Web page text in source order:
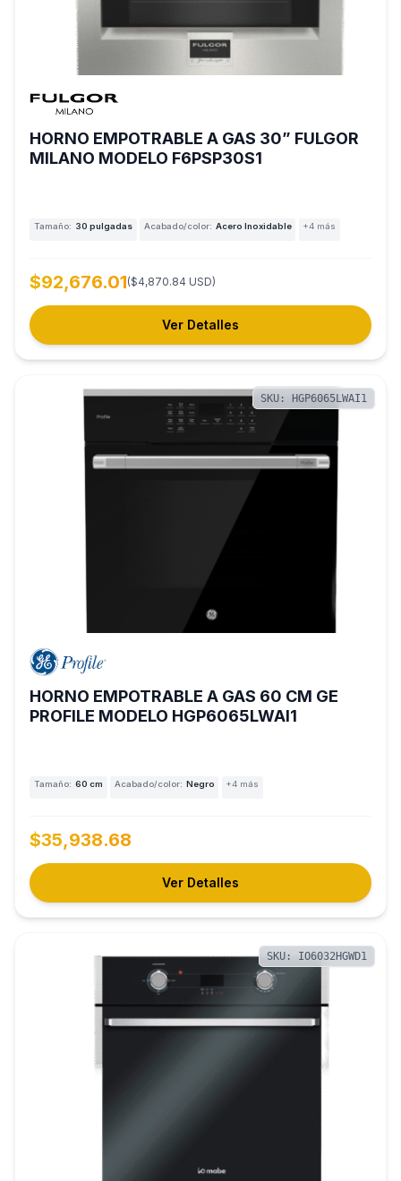
HORNO EMPOTRABLE A GAS 30” FULGOR
MILANO MODELO F6PSP30S1
Tamaño: 30 pulgadas Acabado/color: Acero Inoxidable +4 más
$92,676.01($4,870.84 USD)
Ver Detalles
SKU: HGP6065LWAI1
HORNO EMPOTRABLE A GAS 60 CM GE
PROFILE MODELO HGP6065LWAI1
Tamaño: 60 cm Acabado/color: Negro +4 más
$35,938.68
Ver Detalles
SKU: IO6032HGWD1